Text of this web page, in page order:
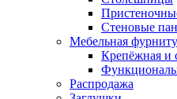
Стеновые
Мебельная
Крепёжная и
Распродажа